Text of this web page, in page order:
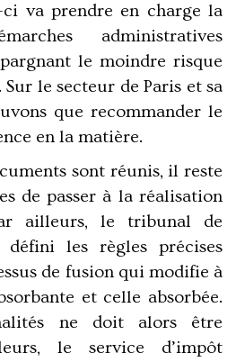
ci va prendre en charge la
administratives
le moindre risque
le secteur de Paris et sa
que recommander le
en la matière.
sont réunis, il reste
de passer à la réalisation
ailleurs, le tribunal de
les règles précises
de fusion qui modifie à
et celle absorbée.
ne doit alors être
le service d’impôt